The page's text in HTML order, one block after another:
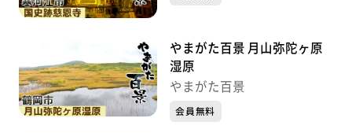
やまがた百景 月山弥陀ヶ原
湿原
やまがた百景
会員無料